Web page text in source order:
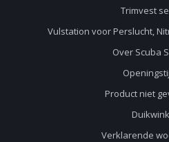
Trimvest
Vulstation voor Perslucht,
Over Scuba
Product niet
Verklarende